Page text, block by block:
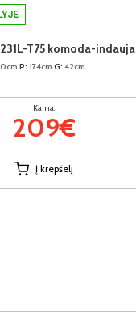
T75 komoda-indauja
P: 174cm G: 42cm
Kaina:
209€
Į krepšelį